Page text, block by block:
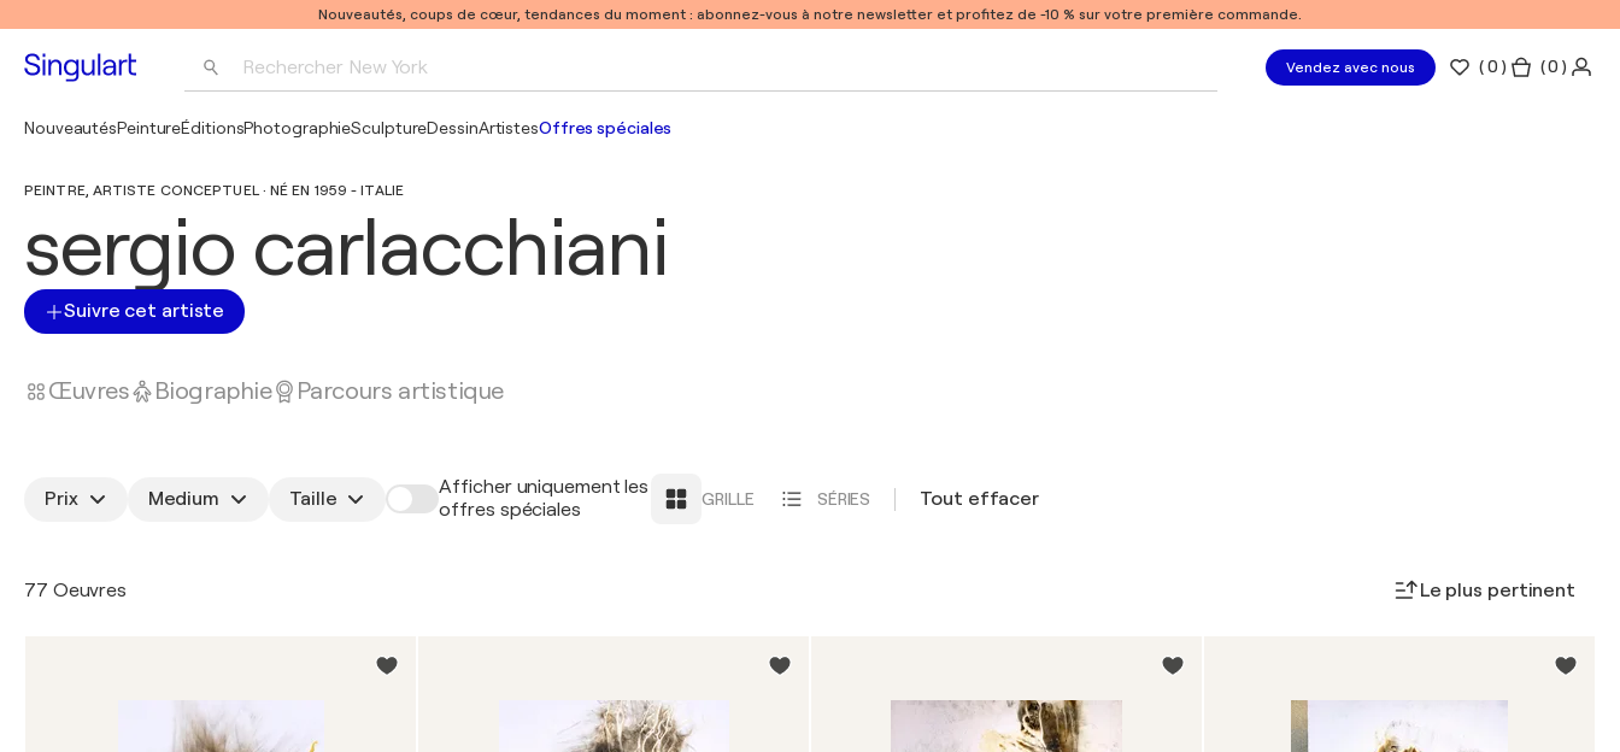
Nouveautés, coups de cœur, tendances du moment : abonnez-vous à notre newsletter et profitez de -10 % sur votre première commande.
Rechercher New York Vendez avec nous (0 ) ( 0 )
NouveautésPeintureÉditionsPhotographieSculptureDessinArtistesOffres spéciales
PEINTRE, ARTISTE CONCEPTUEL · NÉ EN 1959 - ITALIE
sergio carlacchiani
Suivre cet artiste
Œuvres Biographie Parcours artistique
Prix Medium Taille
Afficher uniquement les
offres spéciales
GRILLE SÉRIES Tout effacer
77 Oeuvres Le plus pertinent